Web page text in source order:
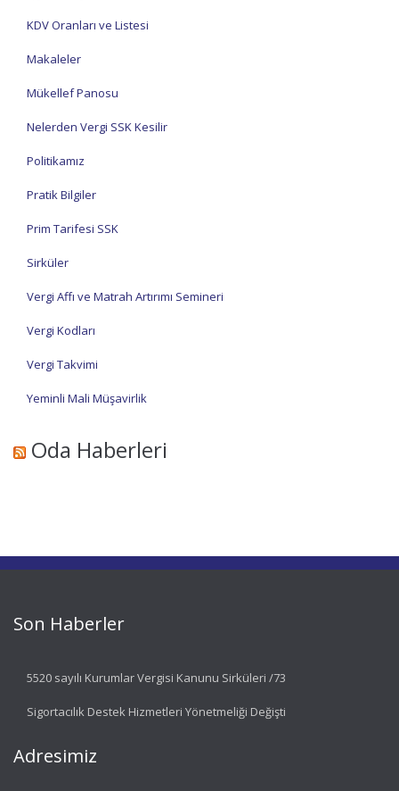
KDV Oranları ve Listesi
Makaleler
Mükellef Panosu
Nelerden Vergi SSK Kesilir
Politikamız
Pratik Bilgiler
Prim Tarifesi SSK
Sirküler
Vergi Affı ve Matrah Artırımı Semineri
Vergi Kodları
Vergi Takvimi
Yeminli Mali Müşavirlik
Oda Haberleri
Son Haberler
5520 sayılı Kurumlar Vergisi Kanunu Sirküleri /73
Sigortacılık Destek Hizmetleri Yönetmeliği Değişti
Adresimiz